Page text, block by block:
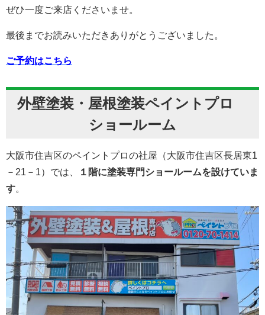
ぜひ一度ご来店くださいませ。
最後までお読みいただきありがとうございました。
ご予約はこちら
外壁塗装・屋根塗装ペイントプロ
ショールーム
大阪市住吉区のペイントプロの社屋（大阪市住吉区長居東1
－21－1）では、
１階に塗装専門ショールームを設けていま
す。